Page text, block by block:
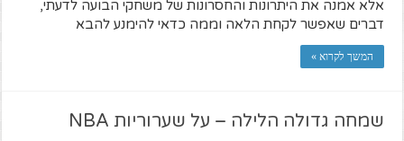
אלא אמנה את היתרונות והחסרונות של משחקי הבועה לדעתי,
דברים שאפשר לקחת הלאה וממה כדאי להימנע להבא
המשך לקרוא »
שמחה גדולה הלילה – על שערוריות NBA